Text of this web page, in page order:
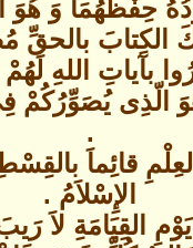
حِفْظُهُمَا وَ هُوَ
الكِتابَ بالحقِّ
بآياتِ اللهِ
يُصَوِّرُكُمْ فِى
.
قائِماَ
الإِسْلاَمُ .
يَوْمِ القِيَامَةِ